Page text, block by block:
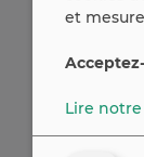
et
Lire